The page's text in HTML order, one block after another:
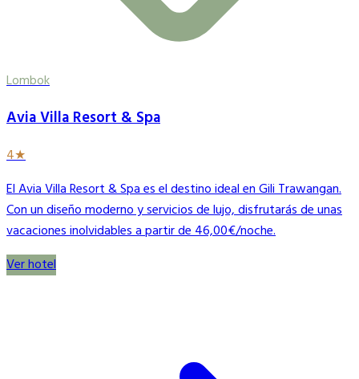
Lombok
Avia Villa Resort & Spa
4★
El Avia Villa Resort & Spa es el destino ideal en Gili Trawangan.
Con un diseño moderno y servicios de lujo, disfrutarás de unas
vacaciones inolvidables a partir de 46,00€/noche.
Ver hotel